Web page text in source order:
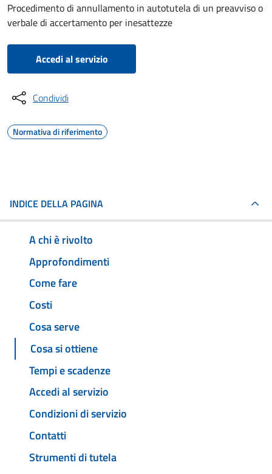
Procedimento di annullamento in autotutela di un preavviso o
verbale di accertamento per inesattezze
Accedi al servizio
Condividi
Normativa di riferimento
INDICE DELLA PAGINA
A chi è rivolto
Approfondimenti
Come fare
Costi
Cosa serve
Cosa si ottiene
Tempi e scadenze
Accedi al servizio
Condizioni di servizio
Contatti
Strumenti di tutela